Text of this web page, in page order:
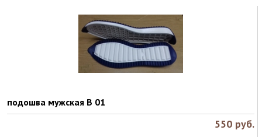
подошва мужская B 01
550 руб.